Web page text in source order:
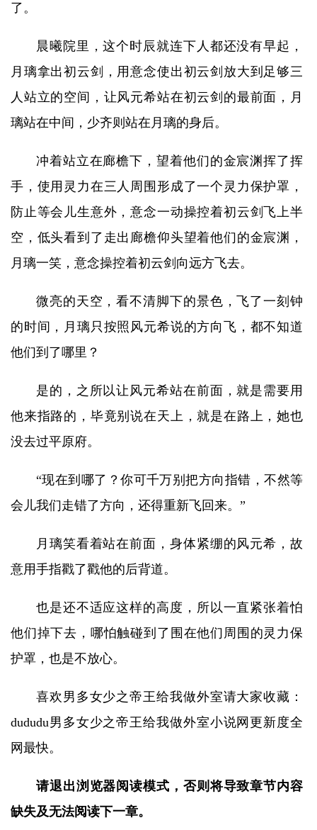
了。
晨曦院里，这个时辰就连下人都还没有早起，
月璃拿出初云剑，用意念使出初云剑放大到足够三
人站立的空间，让风元希站在初云剑的最前面，月
璃站在中间，少齐则站在月璃的身后。
冲着站立在廊檐下，望着他们的金宸渊挥了挥
手，使用灵力在三人周围形成了一个灵力保护罩，
防止等会儿生意外，意念一动操控着初云剑飞上半
空，低头看到了走出廊檐仰头望着他们的金宸渊，
月璃一笑，意念操控着初云剑向远方飞去。
微亮的天空，看不清脚下的景色，飞了一刻钟
的时间，月璃只按照风元希说的方向飞，都不知道
他们到了哪里？
是的，之所以让风元希站在前面，就是需要用
他来指路的，毕竟别说在天上，就是在路上，她也
没去过平原府。
“现在到哪了？你可千万别把方向指错，不然等
会儿我们走错了方向，还得重新飞回来。”
月璃笑看着站在前面，身体紧绷的风元希，故
意用手指戳了戳他的后背道。
也是还不适应这样的高度，所以一直紧张着怕
他们掉下去，哪怕触碰到了围在他们周围的灵力保
护罩，也是不放心。
喜欢男多女少之帝王给我做外室请大家收藏：
dududu男多女少之帝王给我做外室小说网更新度全
网最快。
请退出浏览器阅读模式，否则将导致章节内容
缺失及无法阅读下一章。